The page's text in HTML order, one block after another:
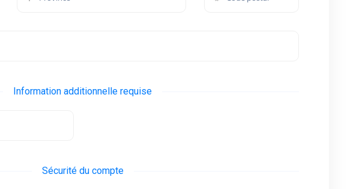
Information additionnelle requise
Sécurité du compte